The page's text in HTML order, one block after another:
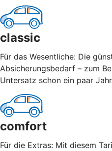
classic
Für das Wesentliche: Die
Absicherungsbedarf – zum
Untersatz schon ein paar
comfort
Für die Extras: Mit diesem